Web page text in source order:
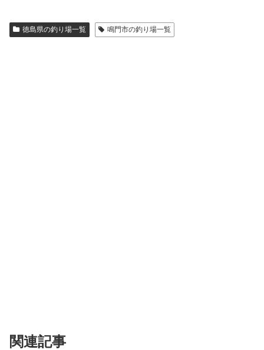
徳島県の釣り場一覧 鳴門市の釣り場一覧
関連記事